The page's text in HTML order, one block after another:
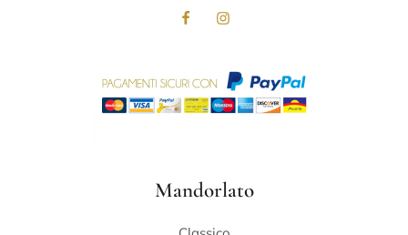
Mandorlato